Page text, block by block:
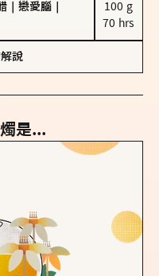
戀愛腦
100 g
70 hrs
說
是...